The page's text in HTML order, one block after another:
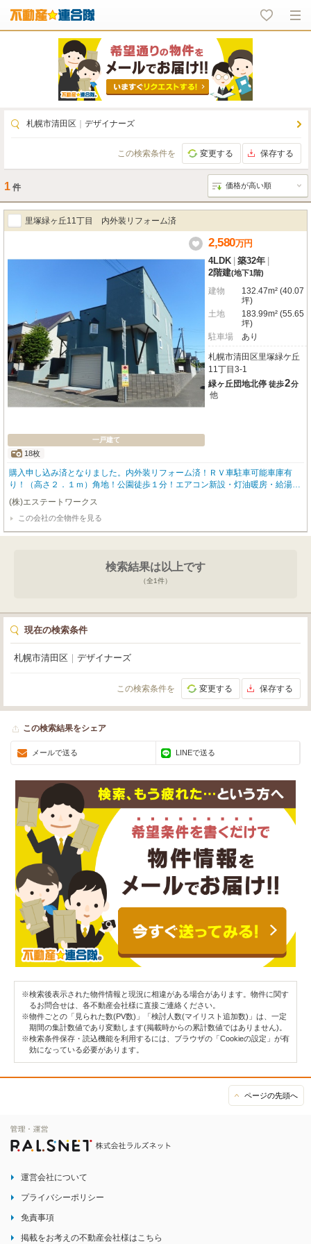
札幌市清田区 デザイナーズ
この検索条件を 変更する 保存する
1 件
里塚緑ヶ丘11丁目 内外装リフォーム済
一戸建て
18枚
2,580万円
4LDK 築32年
2階建(地下1階)
建物
132.47m² (40.07
坪)
土地
183.99m² (55.65
坪)
駐車場
あり
札幌市清田区里塚緑ケ丘
11丁目3-1
緑ヶ丘団地北停 徒歩2分
他
購入申し込み済となりました。内外装リフォーム済！ＲＶ車駐車可能車庫有
り！（高さ２．１ｍ）角地！公園徒歩１分！エアコン新設・灯油暖房・給湯！
札幌市清田区里塚緑ケ丘に、ご家族の笑顔が広がる一戸建てのご紹介です。こ
ちらは内外装リフォーム完了済。外壁・屋根塗装から全室クロス貼替、水回り
交換、エアコン新設まで、細部にわたり丁寧に手が加えられ、新生活を気持ち
よくスタートしていただけます。広々とした23.9帖のLDKは、吹き抜けのある
応できます。お車は嬉しい2台駐車可能。周辺には認定こども園やスーパー、
コンビニが徒歩圏内に揃い、子育て世代にも嬉しい環境です。ぜひこの機会
(株)エステートワークス
この会社の全物件を見る
検索結果は以上です
（全1件）
現在の検索条件
札幌市清田区 デザイナーズ
この検索条件を 変更する 保存する
この検索結果をシェア
メールで送る LINEで送る
※検索後表示された物件情報と現況に相違がある場合があります。物件に関す
るお問合せは、各不動産会社様に直接ご連絡ください。
※物件ごとの「見られた数(PV数)」「検討人数(マイリスト追加数)」は、一定
期間の集計数値であり変動します(掲載時からの累計数値ではありません)。
※検索条件保存・読込機能を利用するには、ブラウザの「Cookieの設定」が有
効になっている必要があります。
ページの先頭へ
運営会社について
プライバシーポリシー
免責事項
掲載をお考えの不動産会社様はこちら